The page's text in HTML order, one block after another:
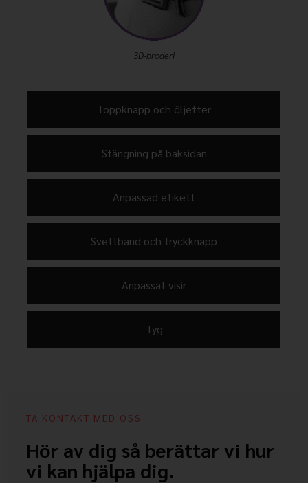
Toppknapp och öljetter
Stängning på baksidan
Anpassad etikett
Svettband och tryckknapp
Anpassat visir
Tyg
3D-broderi
TA KONTAKT MED OSS
Hör av dig så berättar vi hur
vi kan hjälpa dig.